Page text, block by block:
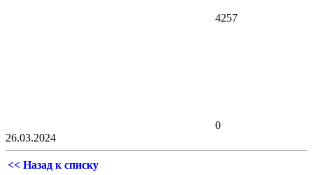
4257
0
26.03.2024
<< Назад к списку